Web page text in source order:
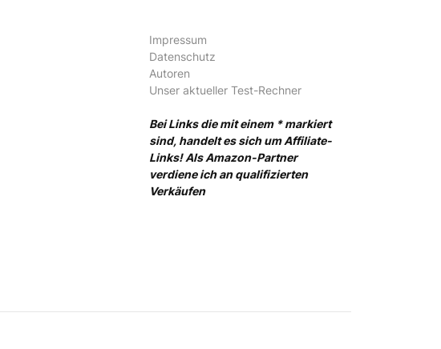
Impressum
Datenschutz
Autoren
Unser aktueller Test-Rechner
Bei Links die mit einem * markiert
sind, handelt es sich um Affiliate-
Links! Als Amazon-Partner
verdiene ich an qualifizierten
Verkäufen